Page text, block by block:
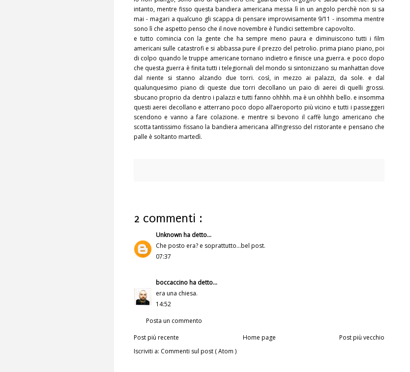
intanto, mentre fisso questa bandiera americana messa lì in un angolo perchè non si sa
mai - magari a qualcuno gli scappa di pensare improvvisamente 9/11 - insomma mentre
sono lì che aspetto penso che il nove novembre è l’undici settembre capovolto.
e tutto comincia con la gente che ha sempre meno paura e diminuiscono tutti i film
americani sulle catastrofi e si abbassa pure il prezzo del petrolio. prima piano piano, poi
di colpo quando le truppe americane tornano indietro e finisce una guerra. e poco dopo
che questa guerra è finita tutti i telegiornali del mondo si sintonizzano su manhattan dove
dal niente si stanno alzando due torri. così, in mezzo ai palazzi, da sole. e dal
qualunquesimo piano di queste due torri decollano un paio di aerei di quelli grossi.
sbucano proprio da dentro i palazzi e tutti fanno ohhhh. ma è un ohhhh bello. e insomma
questi aerei decollano e atterrano poco dopo all’aeroporto più vicino e tutti i passeggeri
scendono e vanno a fare colazione. e mentre si bevono il caffè lungo americano che
scotta tantissimo fissano la bandiera americana all’ingresso del ristorante e pensano che
palle è soltanto martedì.
2 commenti :
Unknown ha detto...
Che posto era? e soprattutto...bel post.
07:37
boccaccino ha detto...
era una chiesa.
14:52
Posta un commento
Post più recente
Post più vecchio
Home page
Iscriviti a: Commenti sul post ( Atom )